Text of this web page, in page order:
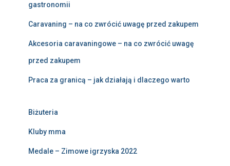
gastronomii
Caravaning – na co zwrócić uwagę przed zakupem
Akcesoria caravaningowe – na co zwrócić uwagę
przed zakupem
Praca za granicą – jak działają i dlaczego warto
Biżuteria
Kluby mma
Medale – Zimowe igrzyska 2022